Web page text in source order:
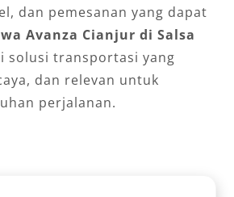
dan pemesanan yang dapat
Avanza Cianjur di Salsa
solusi transportasi yang
dan relevan untuk
perjalanan.